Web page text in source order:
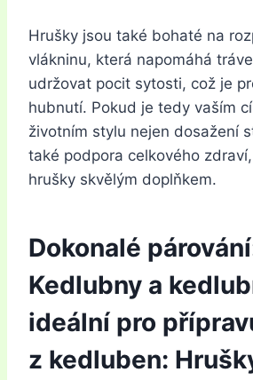
Hrušky jsou také bohaté na
vlákninu, která napomáhá
udržovat pocit sytosti, což je
hubnutí. Pokud je tedy vaším
životním stylu nejen dosažení
také podpora celkového
hrušky skvělým doplňkem.
Dokonalé
Kedlubny a
ideální pro
z kedluben: